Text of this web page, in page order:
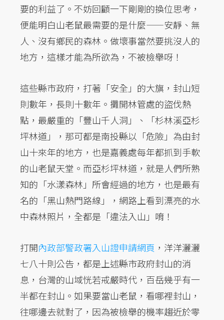
要的利益了。不妨回顧一下剛剛的換位思考，
便能明白山老鼠最需要的是什麼——安靜、無
人、沒有鄉民的森林。做壞事當然要挑沒人的
地方，這樣才能為所欲為，不被檢舉呀！
這些縣市政府，打著「安全」的大旗，封山短
則數年，長則十數年。攤開林管處的盜伐熱
點，最嚴重的「豐山千人洞」、「杉林溪亞杉
坪林道」，那可都是南投縣以「危險」為由封
山十來年的地方，也是嘉義處每年都抓到手軟
的山老鼠天堂。而亞杉坪林道，就是人們所熟
知的「水漾森林」所會經過的地方，也是最有
名的「黑山熱門路線」，網路上看到漂亮的水
中森林照片，全都是「違法入山」唷！
打開內政部警政署入山證申請網頁 ，洋洋灑灑
七八十則公告，都是上述縣市政府封山的消
息，台灣的山域恍若戒嚴時代，百岳幾乎有一
半都在封山。如果要當山老鼠，看哪裡封山，
往哪邊去就對了，因為被檢舉的機率趨近於零